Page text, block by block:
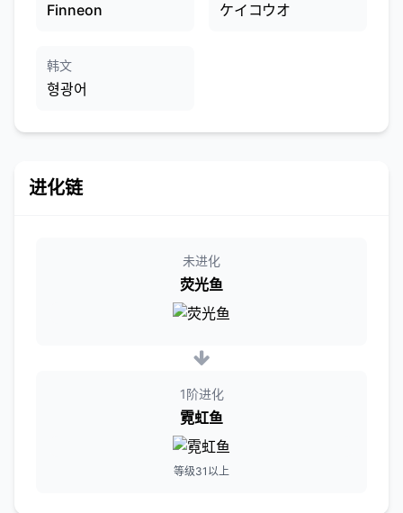
Finneon ケイコウオ
韩文
형광어
进化链
未进化
荧光鱼
1阶进化
霓虹鱼
等级31以上